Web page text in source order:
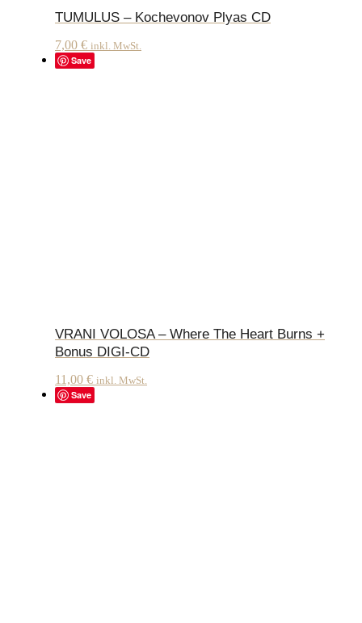
TUMULUS – Kochevonov Plyas CD
7,00 € inkl. MwSt.
Save
VRANI VOLOSA – Where The Heart Burns +
Bonus DIGI-CD
11,00 € inkl. MwSt.
Save